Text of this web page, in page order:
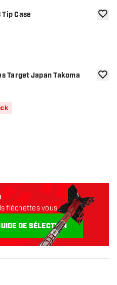
Case
des avis
Target Japan Takoma
des avis
fléchettes vous
DE SÉLECTION